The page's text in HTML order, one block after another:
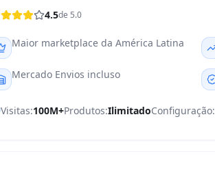
4.5de 5.0
Maior marketplace da América Latina
Mercado Envios incluso
Visitas:100M+Produtos:IlimitadoConfiguração: